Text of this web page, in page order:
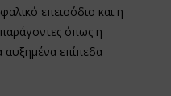
επεισόδιο και η
όπως η
αυξημένα επίπεδα